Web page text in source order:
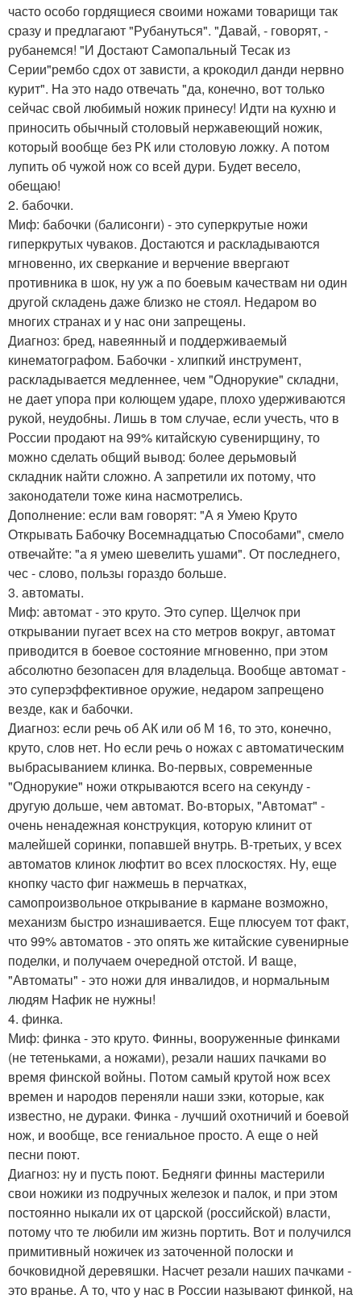
часто особо гордящиеся своими ножами товарищи так
сразу и предлагают "Рубануться". "Давай, - говорят, -
рубанемся! "И Достают Самопальный Тесак из
Серии"рембо сдох от зависти, а крокодил данди нервно
курит". На это надо отвечать "да, конечно, вот только
сейчас свой любимый ножик принесу! Идти на кухню и
приносить обычный столовый нержавеющий ножик,
который вообще без РК или столовую ложку. А потом
лупить об чужой нож со всей дури. Будет весело,
обещаю!
2. бабочки.
Миф: бабочки (балисонги) - это суперкрутые ножи
гиперкрутых чуваков. Достаются и раскладываются
мгновенно, их сверкание и верчение ввергают
противника в шок, ну уж а по боевым качествам ни один
другой складень даже близко не стоял. Недаром во
многих странах и у нас они запрещены.
Диагноз: бред, навеянный и поддерживаемый
кинематографом. Бабочки - хлипкий инструмент,
раскладывается медленнее, чем "Однорукие" складни,
не дает упора при колющем ударе, плохо удерживаются
рукой, неудобны. Лишь в том случае, если учесть, что в
России продают на 99% китайскую сувенирщину, то
можно сделать общий вывод: более дерьмовый
складник найти сложно. А запретили их потому, что
законодатели тоже кина насмотрелись.
Дополнение: если вам говорят: "А я Умею Круто
Открывать Бабочку Восемнадцатью Способами", смело
отвечайте: "а я умею шевелить ушами". От последнего,
чес - слово, пользы гораздо больше.
3. автоматы.
Миф: автомат - это круто. Это супер. Щелчок при
открывании пугает всех на сто метров вокруг, автомат
приводится в боевое состояние мгновенно, при этом
абсолютно безопасен для владельца. Вообще автомат -
это суперэффективное оружие, недаром запрещено
везде, как и бабочки.
Диагноз: если речь об АК или об М 16, то это, конечно,
круто, слов нет. Но если речь о ножах с автоматическим
выбрасыванием клинка. Во-первых, современные
"Однорукие" ножи открываются всего на секунду -
другую дольше, чем автомат. Во-вторых, "Автомат" -
очень ненадежная конструкция, которую клинит от
малейшей соринки, попавшей внутрь. В-третьих, у всех
автоматов клинок люфтит во всех плоскостях. Ну, еще
кнопку часто фиг нажмешь в перчатках,
самопроизвольное открывание в кармане возможно,
механизм быстро изнашивается. Еще плюсуем тот факт,
что 99% автоматов - это опять же китайские сувенирные
поделки, и получаем очередной отстой. И ваще,
"Автоматы" - это ножи для инвалидов, и нормальным
людям Нафик не нужны!
4. финка.
Миф: финка - это круто. Финны, вооруженные финками
(не тетеньками, а ножами), резали наших пачками во
время финской войны. Потом самый крутой нож всех
времен и народов переняли наши зэки, которые, как
известно, не дураки. Финка - лучший охотничий и боевой
нож, и вообще, все гениальное просто. А еще о ней
песни поют.
Диагноз: ну и пусть поют. Бедняги финны мастерили
свои ножики из подручных железок и палок, и при этом
постоянно ныкали их от царской (российской) власти,
потому что те любили им жизнь портить. Вот и получился
примитивный ножичек из заточенной полоски и
бочковидной деревяшки. Насчет резали наших пачками -
это вранье. А то, что у нас в России называют финкой, на